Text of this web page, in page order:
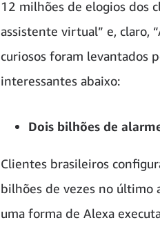
12 milhões de elogios dos
assistente virtual” e, claro,
curiosos foram levantados
interessantes abaixo:
Dois bilhões de
Clientes brasileiros
bilhões de vezes no último
uma forma de Alexa